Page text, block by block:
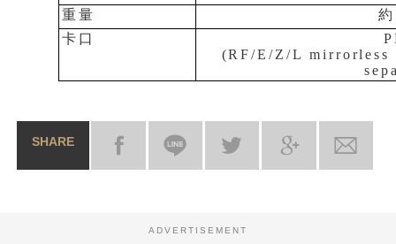
重量
卡口
(RF/E/Z/L mirrorless
SHARE
ADVERTISEMENT